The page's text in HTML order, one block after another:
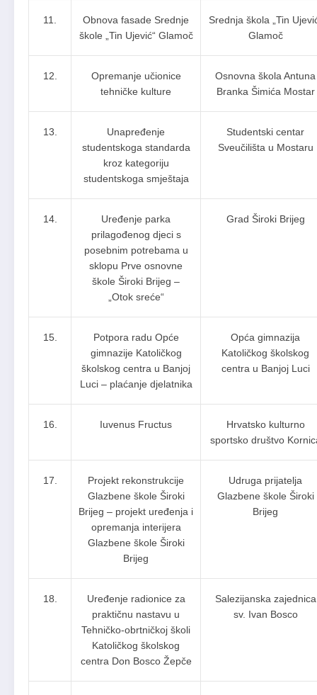
11.
Obnova fasade Srednje
škole „Tin Ujević“ Glamoč
Srednja škola „Tin
Glamoč
12.
Opremanje učionice
tehničke kulture
Osnovna škola Antuna
Branka Šimića Mostar
13.
Unapređenje
studentskoga standarda
kroz kategoriju
studentskoga smještaja
Studentski centar
Sveučilišta u Mostaru
14.
Uređenje parka
prilagođenog djeci s
posebnim potrebama u
sklopu Prve osnovne
škole Široki Brijeg –
„Otok sreće“
Grad Široki Brijeg
15.
Potpora radu Opće
gimnazije Katoličkog
školskog centra u Banjoj
Luci – plaćanje djelatnika
Opća gimnazija
Katoličkog školskog
centra u Banjoj Luci
16. Iuvenus Fructus
Hrvatsko kulturno
sportsko društvo
17.
Projekt rekonstrukcije
Glazbene škole Široki
Brijeg – projekt uređenja i
opremanja interijera
Glazbene škole Široki
Brijeg
Udruga prijatelja
Glazbene škole Široki
Brijeg
18.
Uređenje radionice za
praktičnu nastavu u
Tehničko-obrtničkoj školi
Katoličkog školskog
centra Don Bosco Žepče
Salezijanska zajednica
sv. Ivan Bosco